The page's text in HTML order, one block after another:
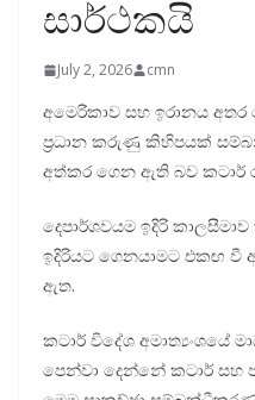
සාර්ථකයි
July 2, 2026 cmn
අමෙරිකාව සහ ඉරානය අතර
ප්‍රධාන කරුණු කිහිපයක්
අත්කර ගෙන ඇති බව කටාර්
දෙපාර්ශවයම ඉදිරි
ඉදිරියට ගෙනයාමට එකඟ වී
ඇත.
කටාර් විදේශ අමාත්‍යංශයේ
පෙන්වා දෙන්නේ කටාර් සහ